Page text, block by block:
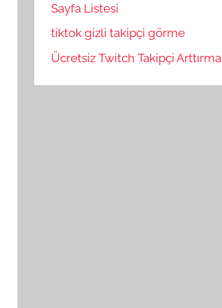
Sayfa Listesi
tiktok gizli takipçi görme
Ücretsiz Twitch Takipçi Arttırma